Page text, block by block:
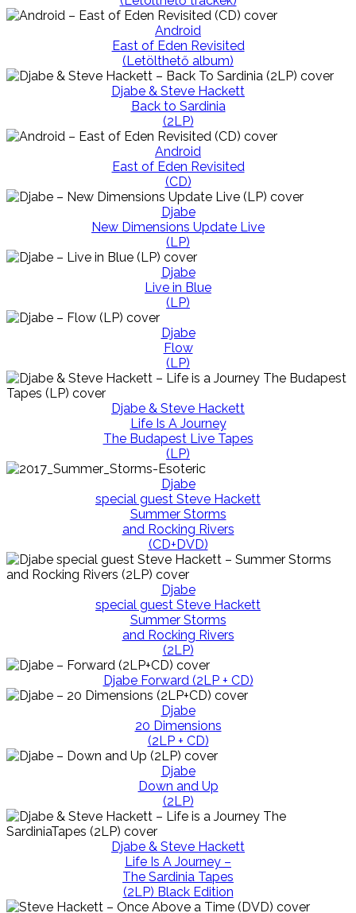
Android
East of Eden Revisited
(Letölthető album)
Djabe & Steve Hackett
Back to Sardinia
(2LP)
Android
East of Eden Revisited
(CD)
Djabe
New Dimensions Update Live
(LP)
Djabe
Live in Blue
(LP)
Djabe
Flow
(LP)
Djabe & Steve Hackett
Life Is A Journey
The Budapest Live Tapes
(LP)
Djabe
special guest Steve Hackett
Summer Storms
and Rocking Rivers
(CD+DVD)
Djabe
special guest Steve Hackett
Summer Storms
and Rocking Rivers
(2LP)
Djabe Forward (2LP + CD)
Djabe
20 Dimensions
(2LP + CD)
Djabe
Down and Up
(2LP)
Djabe & Steve Hackett
Life Is A Journey –
The Sardinia Tapes
(2LP) Black Edition